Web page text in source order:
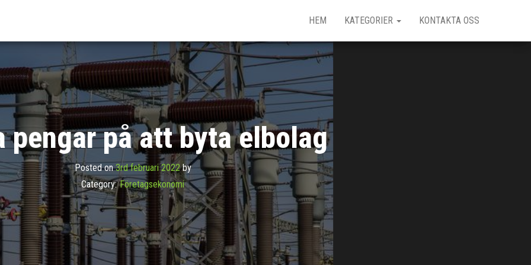
HEM KATEGORIER KONTAKTA OSS
pengar på att byta elbolag
Posted on3rd februari 2022by
Category: Företagsekonomi